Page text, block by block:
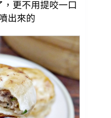
更不用提咬一口
出來的